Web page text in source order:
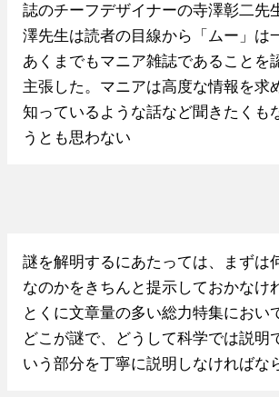
誌のチーフデザイナーの寺澤彰二先
澤先生は読者の目線から「ムー」は
あくまでもマニア雑誌であることを
主張した。マニアは高度な情報を求
知っているような話など聞きたくも
うとも思わない
謎を解明するにあたっては、まずは
なのかをきちんと提示しておかなけ
とくに文章量の多い総力特集におい
どこが謎で、どうして科学では説明
いう部分を丁寧に説明しなければな